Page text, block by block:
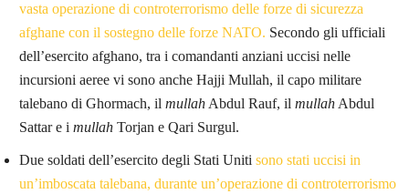
vasta operazione di controterrorismo delle forze di sicurezza
afghane con il sostegno delle forze NATO. Secondo gli ufficiali
dell’esercito afghano, tra i comandanti anziani uccisi nelle
incursioni aeree vi sono anche Hajji Mullah, il capo militare
talebano di Ghormach, il mullah Abdul Rauf, il mullah Abdul
Sattar e i mullah Torjan e Qari Surgul.
Due soldati dell’esercito degli Stati Uniti sono stati uccisi in
un’imboscata talebana, durante un’operazione di controterrorismo